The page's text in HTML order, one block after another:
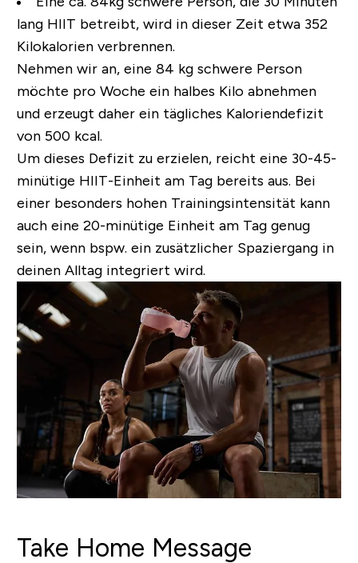
lang HIIT betreibt, wird in dieser Zeit etwa 352
Kilokalorien verbrennen.
Nehmen wir an, eine 84 kg schwere Person
möchte pro Woche ein halbes Kilo abnehmen
und erzeugt daher ein tägliches Kaloriendefizit
von 500 kcal.
Um dieses Defizit zu erzielen, reicht eine 30-45-
minütige HIIT-Einheit am Tag bereits aus. Bei
einer besonders hohen Trainingsintensität kann
auch eine 20-minütige Einheit am Tag genug
sein, wenn bspw. ein zusätzlicher Spaziergang in
deinen Alltag integriert wird.
Take Home Message